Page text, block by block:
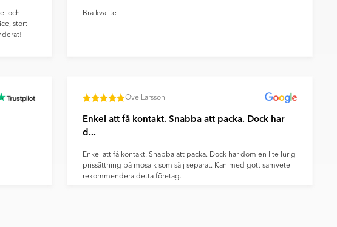
och
stort
Bra kvalite
Ove Larsson
Enkel att få kontakt. Snabba att packa. Dock har
d...
Enkel att få kontakt. Snabba att packa. Dock har dom en lite lurig
prissättning på mosaik som sälj separat. Kan med gott samvete
rekommendera detta företag.